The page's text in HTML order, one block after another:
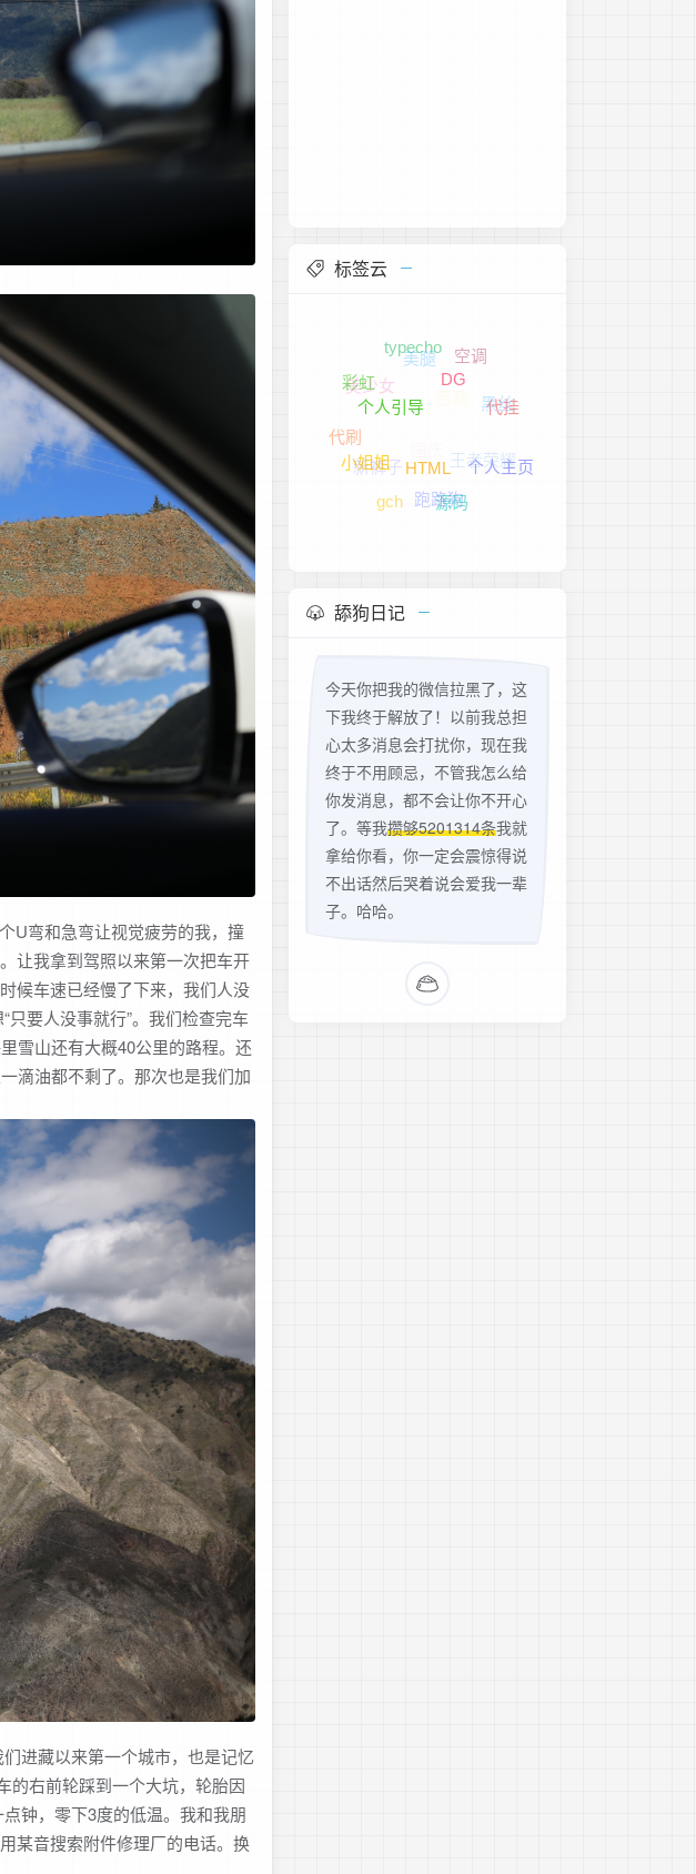
U弯和急弯让视觉疲劳的我，撞
让我拿到驾照以来第一次把车开
候车速已经慢了下来，我们人没
要人没事就行”。我们检查完车
雪山还有大概40公里的路程。还
滴油都不剩了。那次也是我们加
进藏以来第一个城市，也是记忆
的右前轮踩到一个大坑，轮胎因
钟，零下3度的低温。我和我朋
某音搜索附件修理厂的电话。换
标签云
HTML
源码
代挂
个人引导
小姐姐
gch
跑路狗
王者荣耀
黑丝
空调
typecho
代刷
新裤子
国庆
西藏
美腿
美少女
舔狗日记
今天你把我的微信拉黑了，这
下我终于解放了！以前我总担
心太多消息会打扰你，现在我
终于不用顾忌，不管我怎么给
你发消息，都不会让你不开心
了。等我攒够5201314条我就
拿给你看，你一定会震惊得说
不出话然后哭着说会爱我一辈
子。哈哈。